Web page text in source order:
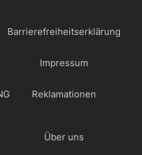
Barrierefreiheitserklärung
Impressum
Reklamationen
Über uns